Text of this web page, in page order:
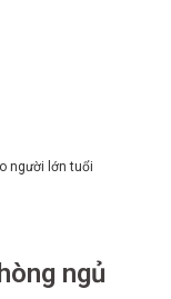
người lớn tuổi
ngủ